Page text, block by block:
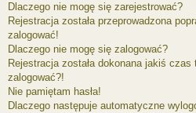
Dlaczego nie mogę się zarejestrować?
Rejestracja została przeprowadzona
zalogować!
Dlaczego nie mogę się zalogować?
Rejestracja została dokonana jakiś
zalogować?!
Nie pamiętam hasła!
Dlaczego następuje automatyczne